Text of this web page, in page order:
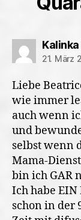
Kalinka
21. März
Liebe
wie immer
auch wenn
und
selbst wenn
Mama-
bin ich GAR
Ich habe EIN
schon in der